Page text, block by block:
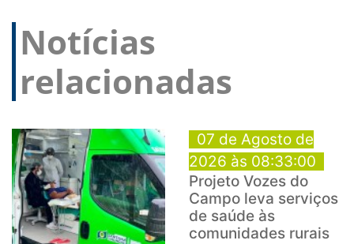
Notícias
relacionadas
07 de Agosto de
2026 às 08:33:00
Projeto Vozes do
Campo leva serviços
de saúde às
comunidades rurais